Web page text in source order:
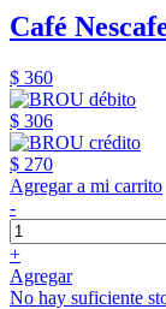
Café
$ 360
$ 306
$ 270
Agregar a mi carrito
-
+
Agregar
No hay suficiente